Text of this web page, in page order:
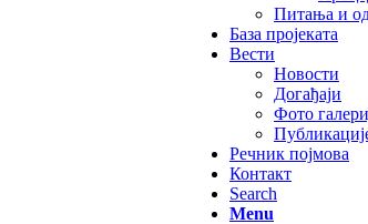
Питања и
База пројеката
Вести
Новости
Догађаји
Фото
Речник појмова
Контакт
Search
Menu